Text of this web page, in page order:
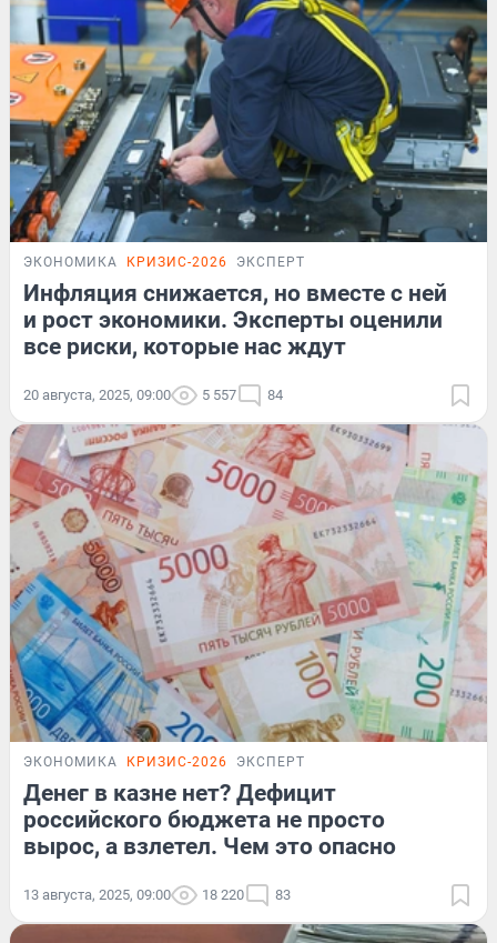
ЭКОНОМИКА КРИЗИС-2026 ЭКСПЕРТ
Инфляция снижается, но вместе с ней
и рост экономики. Эксперты оценили
все риски, которые нас ждут
20 августа, 2025, 09:00 5 557 84
ЭКОНОМИКА КРИЗИС-2026 ЭКСПЕРТ
Денег в казне нет? Дефицит
российского бюджета не просто
вырос, а взлетел. Чем это опасно
13 августа, 2025, 09:00 18 220 83